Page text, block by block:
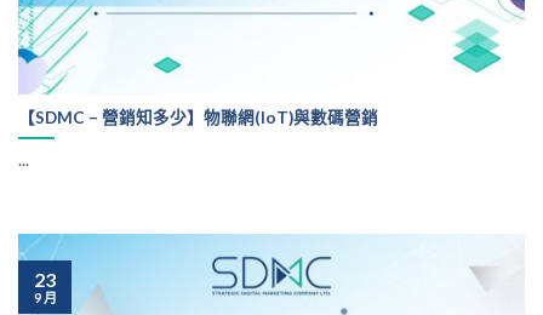
【SDMC – 營銷知多少】物聯網(IoT)與數碼營銷
...
23
9 月